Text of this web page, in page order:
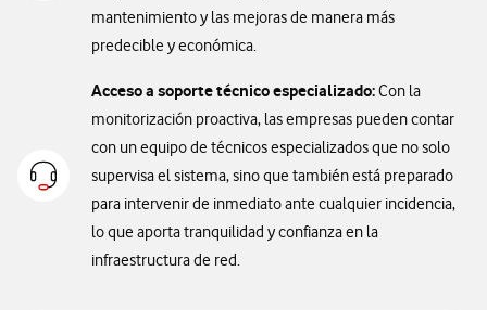
mantenimiento y las mejoras de manera más
predecible y económica.
Acceso a soporte técnico especializado:Con la
monitorización proactiva, las empresas pueden contar
con un equipo de técnicos especializados que no solo
supervisa el sistema, sino que también está preparado
para intervenir de inmediato ante cualquier incidencia,
lo que aporta tranquilidad y confianza en la
infraestructura de red.